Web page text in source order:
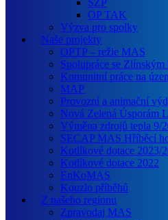
OP TAK
Výzva pro spolky
Naše projekty
OPTP – režie MAS
Spolupráce se Zlínským
Komunitní práce na
MAP
Provozní a animační
Nová Zelená Úsporám
Výměna zdrojů tepla 9/
SECAP MAS Hříběcí
Kotlíkové dotace 2023/
Kotlíkové dotace 2022
EnKoMAS
Kouzlo příběhů
Z našeho regionu
Zpravodaj MAS